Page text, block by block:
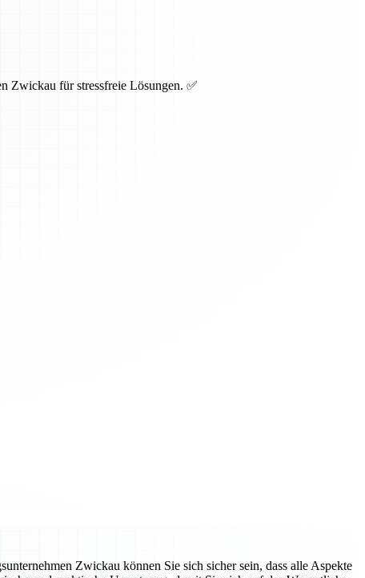
Zwickau für stressfreie Lösungen. ✅
Zwickau können Sie sich sicher sein, dass alle Aspekte